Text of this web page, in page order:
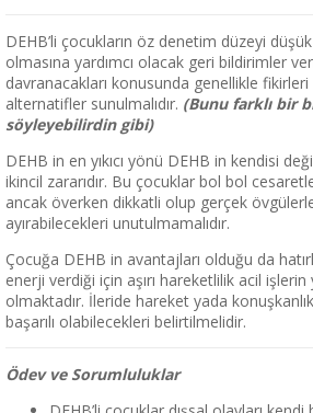
DEHB’li çocukların öz denetim düzeyi
olmasına yardımcı olacak geri bildirimler
davranacakları konusunda genellikle
alternatifler sunulmalıdır. (Bunu farklı bir
söyleyebilirdin gibi)
DEHB in en yıkıcı yönü DEHB in kendisi
ikincil zararıdır. Bu çocuklar bol bol
ancak överken dikkatli olup gerçek
ayırabilecekleri unutulmamalıdır.
Çocuğa DEHB in avantajları olduğu da
enerji verdiği için aşırı hareketlilik acil işlerin
olmaktadır. İleride hareket yada
başarılı olabilecekleri belirtilmelidir.
Ödev ve Sorumluluklar